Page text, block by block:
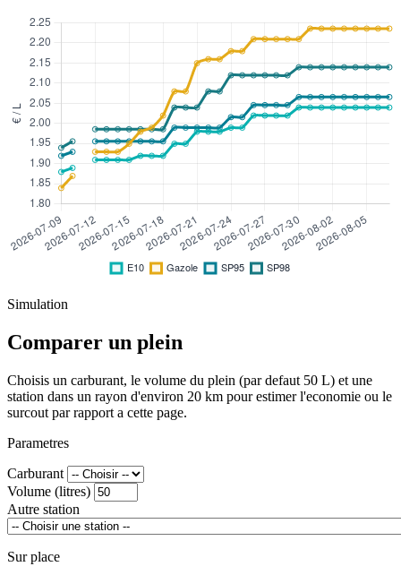
Simulation
Comparer un plein
Choisis un carburant, le volume du plein (par defaut 50 L) et une
station dans un rayon d'environ 20 km pour estimer l'economie ou le
surcout par rapport a cette page.
Parametres
Carburant
Volume (litres)
Autre station
Sur place